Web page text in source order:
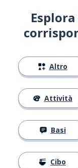
Altro
Attività
Basi
Cibo